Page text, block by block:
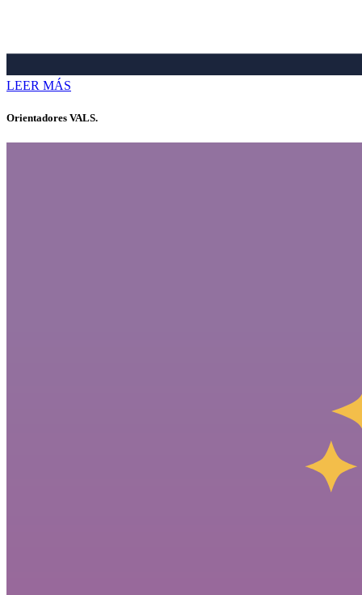
LEER MÁS
Orientadores VALS.